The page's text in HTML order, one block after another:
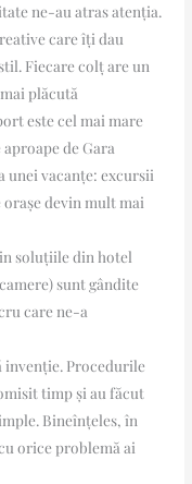
ne-au atras atenția.
care îți dau
Fiecare colț are un
plăcută
este cel mai mare
de Gara
unei vacanțe: excursii
devin mult mai
soluțiile din hotel
sunt gândite
care ne-a
Procedurile
timp și au făcut
Bineînțeles, în
orice problemă ai